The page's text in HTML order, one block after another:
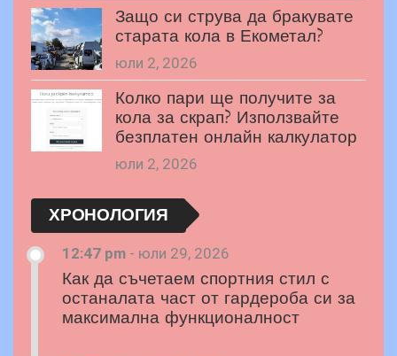
Защо си струва да бракувате
старата кола в Екометал?
юли 2, 2026
Колко пари ще получите за
кола за скрап? Използвайте
безплатен онлайн калкулатор
юли 2, 2026
ХРОНОЛОГИЯ
12:47 pm - юли 29, 2026
Как да съчетаем спортния стил с
останалата част от гардероба си за
максимална функционалност